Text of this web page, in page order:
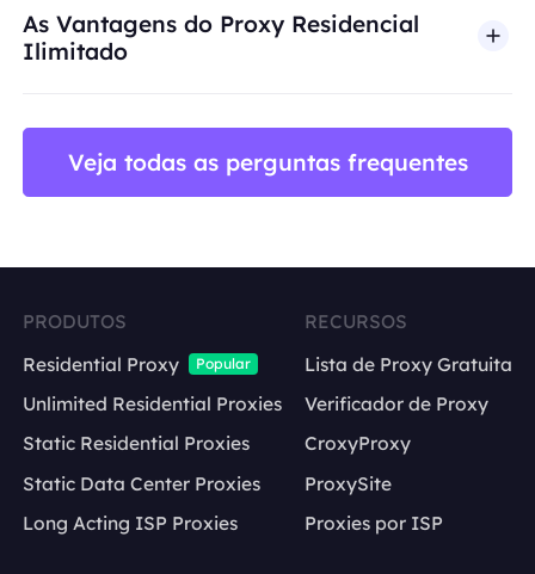
As Vantagens do Proxy Residencial
Ilimitado
Veja todas as perguntas frequentes
PRODUTOS
Residential Proxy
Popular
Unlimited Residential Proxies
Static Residential Proxies
Static Data Center Proxies
Long Acting ISP Proxies
RECURSOS
Lista de Proxy Gratuita
Verificador de Proxy
CroxyProxy
ProxySite
Proxies por ISP